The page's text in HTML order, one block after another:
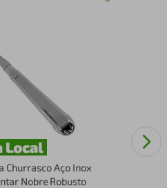
Churrasco Aço Inox
Nobre Robusto